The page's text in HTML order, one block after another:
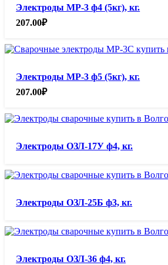
Электроды МР-3 ф4 (5кг), кг.
207.00₽
Электроды МР-3 ф5 (5кг), кг.
207.00₽
Электроды ОЗЛ-17У ф4, кг.
Электроды ОЗЛ-25Б ф3, кг.
Электроды ОЗЛ-36 ф4, кг.